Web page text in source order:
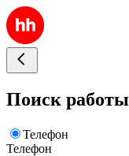
Поиск работы
Телефон
Телефон